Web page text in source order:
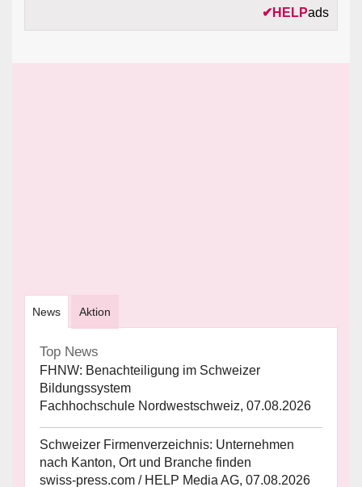
✔ HELPads
News Aktion
Top News
FHNW: Benachteiligung im Schweizer
Bildungssystem
Fachhochschule Nordwestschweiz, 07.08.2026
Schweizer Firmenverzeichnis: Unternehmen
nach Kanton, Ort und Branche finden
swiss-press.com / HELP Media AG, 07.08.2026